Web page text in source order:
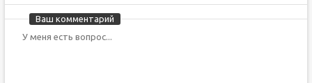
Ваш комментарий